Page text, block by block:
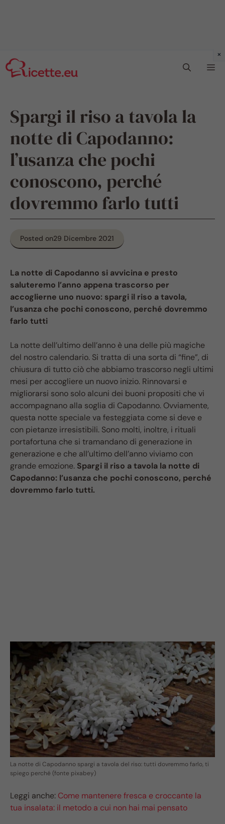
al
contenuto
Spargi il riso a tavola la
notte di Capodanno:
l’usanza che pochi
conoscono, perché
dovremmo farlo tutti
Posted on29 Dicembre 2021
La notte di Capodanno si avvicina e presto
saluteremo l’anno appena trascorso per
accoglierne uno nuovo: spargi il riso a tavola,
l’usanza che pochi conoscono, perché dovremmo
farlo tutti
La notte dell’ultimo dell’anno è una delle più magiche
del nostro calendario. Si tratta di una sorta di “fine”, di
chiusura di tutto ciò che abbiamo trascorso negli ultimi
mesi per accogliere un nuovo inizio. Rinnovarsi e
migliorarsi sono solo alcuni dei buoni propositi che vi
accompagnano alla soglia di Capodanno. Ovviamente,
questa notte speciale va festeggiata come si deve e
con pietanze irresistibili. Sono molti, inoltre, i rituali
portafortuna che si tramandano di generazione in
generazione e che all’ultimo dell’anno viviamo con
grande emozione. Spargi il riso a tavola la notte di
Capodanno: l’usanza che pochi conoscono, perché
dovremmo farlo tutti.
La notte di Capodanno spargi a tavola del riso: tutti dovremmo farlo, ti
spiego perché (fonte pixabey)
Leggi anche: Come mantenere fresca e croccante la
tua insalata: il metodo a cui non hai mai pensato